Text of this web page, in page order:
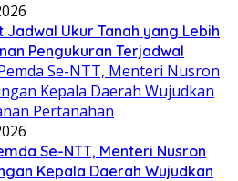
Ukur Tanah yang Lebih
Pengukuran Terjadwal
Se-NTT, Menteri Nusron
Kepala Daerah Wujudkan